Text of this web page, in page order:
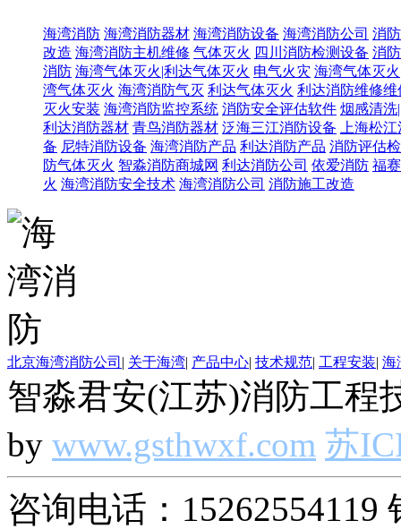
海湾消防 海湾消防器材 海湾消防设备 海湾消防公司 消
改造 海湾消防主机维修 气体灭火 四川消防检测设备 消
消防 海湾气体灭火|利达气体灭火 电气火灾 海湾气体灭
湾气体灭火 海湾消防气灭 利达气体灭火 利达消防维修维
灭火安装 海湾消防监控系统 消防安全评估软件 烟感清洗
利达消防器材 青鸟消防器材 泛海三江消防设备
上海松
备 尼特消防设备 海湾消防产品 利达消防产品 消防评估
防气体灭火 智淼消防商城网 利达消防公司 依爱消防 福
火 海湾消防安全技术 海湾消防公司 消防施工改造
北京海湾消防公司 | 关于海湾| 产品中心| 技术规范| 工程安装| 海
智淼君安(江苏)消防工程
by www.gsthwxf.com 苏
咨询电话：15262554119